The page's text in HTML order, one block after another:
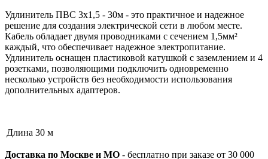
Удлинитель ПВС 3х1,5 - 30м - это практичное и надежное
решение для создания электрической сети в любом месте.
Кабель обладает двумя проводниками с сечением 1,5мм²
каждый, что обеспечивает надежное электропитание.
Удлинитель оснащен пластиковой катушкой с заземлением и 4
розетками, позволяющими подключить одновременно
несколько устройств без необходимости использования
дополнительных адаптеров.
Длина 30 м
Доставка по Москве и МО - бесплатно при заказе от 30 000